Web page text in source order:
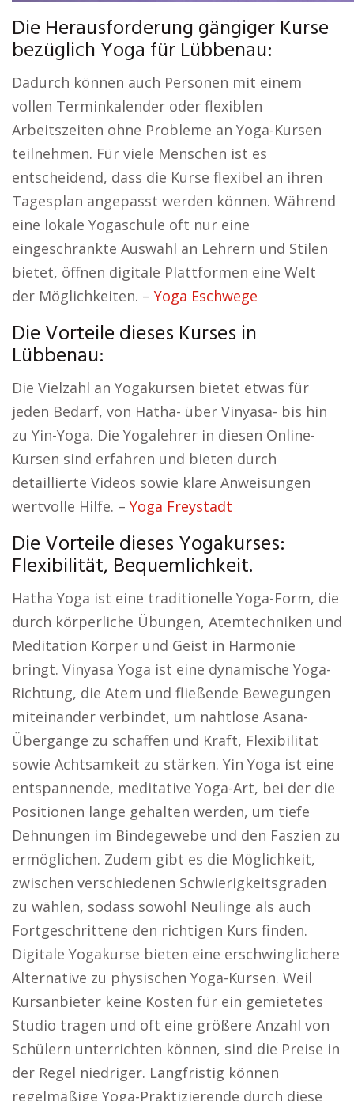
Die Herausforderung gängiger Kurse
bezüglich Yoga für Lübbenau:
Dadurch können auch Personen mit einem
vollen Terminkalender oder flexiblen
Arbeitszeiten ohne Probleme an Yoga-Kursen
teilnehmen. Für viele Menschen ist es
entscheidend, dass die Kurse flexibel an ihren
Tagesplan angepasst werden können. Während
eine lokale Yogaschule oft nur eine
eingeschränkte Auswahl an Lehrern und Stilen
bietet, öffnen digitale Plattformen eine Welt
der Möglichkeiten. – Yoga Eschwege
Die Vorteile dieses Kurses in
Lübbenau:
Die Vielzahl an Yogakursen bietet etwas für
jeden Bedarf, von Hatha- über Vinyasa- bis hin
zu Yin-Yoga. Die Yogalehrer in diesen Online-
Kursen sind erfahren und bieten durch
detaillierte Videos sowie klare Anweisungen
wertvolle Hilfe. – Yoga Freystadt
Die Vorteile dieses Yogakurses:
Flexibilität, Bequemlichkeit.
Hatha Yoga ist eine traditionelle Yoga-Form, die
durch körperliche Übungen, Atemtechniken und
Meditation Körper und Geist in Harmonie
bringt. Vinyasa Yoga ist eine dynamische Yoga-
Richtung, die Atem und fließende Bewegungen
miteinander verbindet, um nahtlose Asana-
Übergänge zu schaffen und Kraft, Flexibilität
sowie Achtsamkeit zu stärken. Yin Yoga ist eine
entspannende, meditative Yoga-Art, bei der die
Positionen lange gehalten werden, um tiefe
Dehnungen im Bindegewebe und den Faszien zu
ermöglichen. Zudem gibt es die Möglichkeit,
zwischen verschiedenen Schwierigkeitsgraden
zu wählen, sodass sowohl Neulinge als auch
Fortgeschrittene den richtigen Kurs finden.
Digitale Yogakurse bieten eine erschwinglichere
Alternative zu physischen Yoga-Kursen. Weil
Kursanbieter keine Kosten für ein gemietetes
Studio tragen und oft eine größere Anzahl von
Schülern unterrichten können, sind die Preise in
der Regel niedriger. Langfristig können
regelmäßige Yoga-Praktizierende durch diese